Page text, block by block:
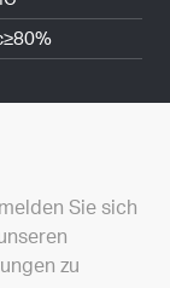
Sie sich
zu